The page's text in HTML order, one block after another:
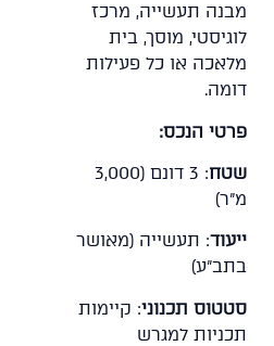
מבנה תעשייה, מרכז
לוגיסטי, מוסך, בית
מלאכה או כל פעילות
דומה.
פרטי הנכס:
שטח
: 3 דונם (3,000
מ"ר)
ייעוד: תעשייה (מאושר
בתב"ע)
סטטוס תכנוני: קיימות
תכניות למגרש